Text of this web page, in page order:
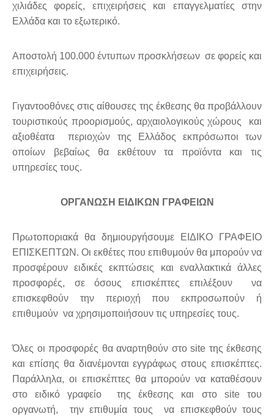
χιλιάδες φορείς, επιχειρήσεις και επαγγελματίες στην
Ελλάδα και το εξωτερικό.
Αποστολή 100.000 έντυπων προσκλήσεων σε φορείς και
επιχειρήσεις.
Γιγαντοοθόνες στις αίθουσες της έκθεσης θα προβάλλουν
τουριστικούς προορισμούς, αρχαιολογικούς χώρους και
αξιοθέατα περιοχών της Ελλάδος εκπρόσωποι των
οποίων βεβαίως θα εκθέτουν τα προϊόντα και τις
υπηρεσίες τους.
ΟΡΓΑΝΩΣΗ ΕΙΔΙΚΩΝ ΓΡΑΦΕΙΩΝ
Πρωτοποριακά θα δημιουργήσουμε ΕΙΔΙΚΟ ΓΡΑΦΕΙΟ
ΕΠΙΣΚΕΠΤΩΝ. Οι εκθέτες που επιθυμούν θα μπορούν να
προσφέρουν ειδικές εκπτώσεις και εναλλακτικά άλλες
προσφορές, σε όσους επισκέπτες επιλέξουν να
επισκεφθούν την περιοχή που εκπροσωπούν ή
επιθυμούν να χρησιμοποιήσουν τις υπηρεσίες τους.
Όλες οι προσφορές θα αναρτηθούν στο site της έκθεσης
και επίσης θα διανέμονται εγγράφως στους επισκέπτες.
Παράλληλα, οι επισκέπτες θα μπορούν να καταθέσουν
στο ειδικό γραφείο της έκθεσης και στο site του
οργανωτή, την επιθυμία τους να επισκεφθούν τους